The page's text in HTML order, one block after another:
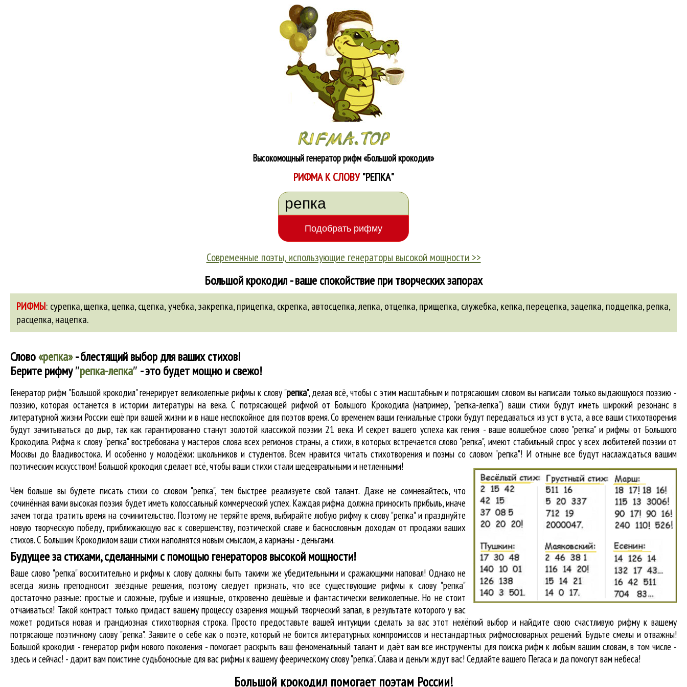
Высокомощный генератор рифм«Большой крокодил»
РИФМА К СЛОВУ"РЕПКА"
Современные поэты, использующие генераторы высокой мощности >>
Большой крокодил - ваше спокойствие при творческих запорах
РИФМЫ: сурепка, щепка, цепка, сцепка, учебка,закрепка,прицепка,скрепка,автосцепка,лепка,отцепка,прищепка,служебка,кепка,перецепка,зацепка,подцепка,репка,
расцепка,нацепка.
Слово«репка»- блестящий выбор для ваших стихов!
Берите рифму″репка-лепка″ - это будет мощно и свежо!
Генератор рифм "Большой крокодил" генерирует великолепные рифмы к слову "репка", делая всё, чтобы с этим масштабным и потрясающим словом вы написали только выдающуюся поэзию -
поэзию, которая останется в истории литературы на века. С потрясающей рифмой от Большого Крокодила (например, "репка-лепка") ваши стихи будут иметь широкий резонанс в
литературной жизни России ещё при вашей жизни и в наше неспокойное для поэтов время. Со временем ваши гениальные строки будут передаваться из уст в уста, а все ваши стихотворения
будут зачитываться до дыр, так как гарантированно станут золотой классикой поэзии 21 века. И секрет вашего успеха как гения - ваше волшебное слово "репка" и рифмы от Большого
Крокодила. Рифма к слову "репка" востребована у мастеров слова всех регионов страны, а стихи, в которых встречаетсяслово "репка", имеют стабильный спрос у всех любителей поэзии от
Москвы до Владивостока. И особенно у молодёжи: школьников и студентов. Всем нравится читать стихотворения и поэмы со словом "репка"! И отныне все будут наслаждаться вашим
поэтическим искусством! Большой крокодил cделает всё, чтобы ваши стихи стали шедевральными и нетленными!
Чем больше вы будете писать стихи со словом "репка", тем быстрее реализуете свой талант. Даже не сомневайтесь, что
сочинённая вами высокая поэзия будет иметь колоссальный коммерческий успех. Каждая рифма должна приносить прибыль, иначе
зачем тогда тратить время на сочинительство. Поэтому не теряйте время, выбирайте любую рифму к слову "репка" и празднуйте
новую творческую победу, приближающую вас к совершенству, поэтической славе и баснословным доходам от продажи ваших
стихов. С Большим Крокодилом ваши стихи наполнятся новым смыслом, а карманы - деньгами.
Будущее за стихами, сделанными с помощью генераторов высокой мощности!
Ваше слово "репка" восхитительно и рифмы к слову должны быть такими же убедительными и сражающими наповал! Однако не
всегда жизнь преподносит звёздные решения, поэтому следует признать, что все существующие рифмы к слову "репка"
достаточно разные: простые и сложные, грубые и изящные, откровенно дешёвые и фантастически великолепные. Но не стоит
отчаиваться! Такой контраст только придаст вашему процессу озарения мощный творческий запал, в результате которого у вас
может родиться новая и грандиозная стихотворная строка. Просто предоставьте вашей интуиции сделать за вас этот нелёгкий выбор и найдите свою счастливую рифму к вашему
потрясающе поэтичному слову "репка". Заявите о себе как о поэте, который не боится литературных компромиссов и нестандартных рифмословарных решений. Будьте смелы и отважны!
Большой крокодил - генератор рифм нового поколения - помогает раскрыть ваш феноменальный талант и даёт вам все инструменты для поиска рифм к любым вашим словам, в том числе -
здесь и сейчас! - дарит вам поистине судьбоносные для вас рифмы к вашему феерическому слову "репка". Слава и деньги ждут вас! Седлайте вашего Пегаса и да помогут вам небеса!
Большой крокодил помогает поэтам России!